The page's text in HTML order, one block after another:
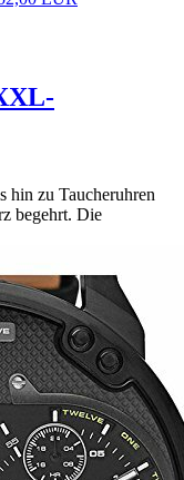
hin zu Taucheruhren
begehrt. Die